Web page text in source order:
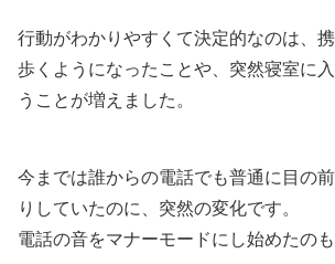
行動がわかりやすくて決定的なのは、
歩くようになったことや、突然寝室に
うことが増えました。
今までは誰からの電話でも普通に目の
りしていたのに、突然の変化です。
電話の音をマナーモードにし始めたのも